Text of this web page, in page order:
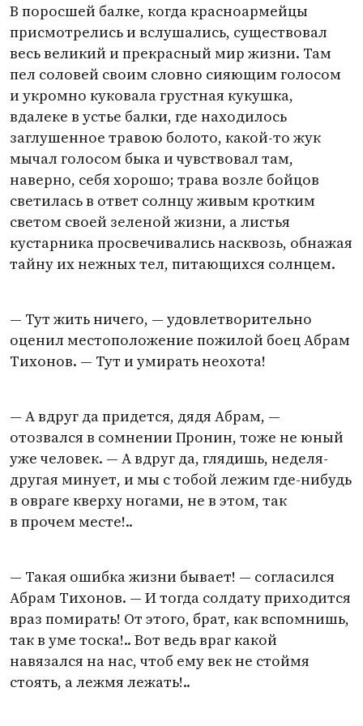
В поросшей балке, когда красноармейцы
присмотрелись и вслушались, существовал
весь великий и прекрасный мир жизни. Там
пел соловей своим словно сияющим голосом
и укромно куковала грустная кукушка,
вдалеке в устье балки, где находилось
заглушенное травою болото, какой-то жук
мычал голосом быка и чувствовал там,
наверно, себя хорошо; трава возле бойцов
светилась в ответ солнцу живым кротким
светом своей зеленой жизни, а листья
кустарника просвечивались насквозь, обнажая
тайну их нежных тел, питающихся солнцем.
— Тут жить ничего, — удовлетворительно
оценил местоположение пожилой боец Абрам
Тихонов. — Тут и умирать неохота!
— А вдруг да придется, дядя Абрам, —
отозвался в сомнении Пронин, тоже не юный
уже человек. — А вдруг да, глядишь, неделя-
другая минует, и мы с тобой лежим где-нибудь
в овраге кверху ногами, не в этом, так
в прочем месте!..
— Такая ошибка жизни бывает! — согласился
Абрам Тихонов. — И тогда солдату приходится
враз помирать! От этого, брат, как вспомнишь,
так в уме тоска!.. Вот ведь враг какой
навязался на нас, чтоб ему век не стоймя
стоять, а лежмя лежать!..